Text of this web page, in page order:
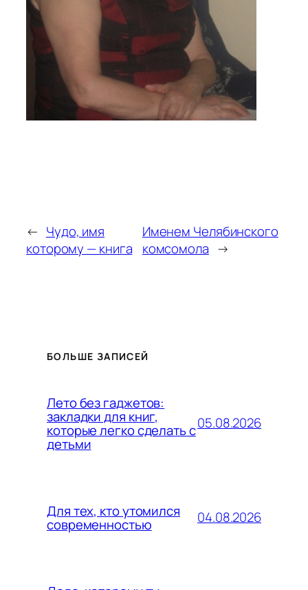
← Чудо, имя
которому — книга
Именем Челябинского
комсомола →
БОЛЬШЕ ЗАПИСЕЙ
Лето без гаджетов:
закладки для книг,
которые легко сделать с
детьми
05.08.2026
Для тех, кто утомился
современностью 04.08.2026